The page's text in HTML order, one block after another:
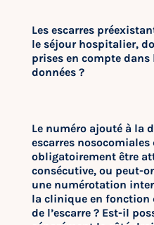
Les escarres
le séjour hospitalier,
prises en compte dans
données ?
Le numéro ajouté à la
escarres
obligatoirement être
consécutive, ou peut-
une numérotation
la clinique en fonction
de l’escarre ? Est-il